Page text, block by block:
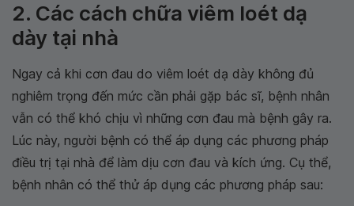
2. Các cách chữa viêm loét dạ
dày tại nhà
Ngay cả khi cơn đau do viêm loét dạ dày không đủ
nghiêm trọng đến mức cần phải gặp bác sĩ, bệnh nhân
vẫn có thể khó chịu vì những cơn đau mà bệnh gây ra.
Lúc này, người bệnh có thể áp dụng các phương pháp
điều trị tại nhà để làm dịu cơn đau và kích ứng. Cụ thể,
bệnh nhân có thể thử áp dụng các phương pháp sau: